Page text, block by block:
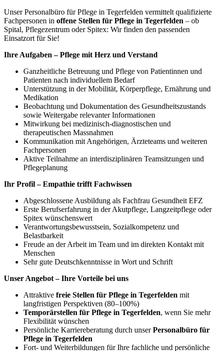
Unser Personalbüro für Pflege in Tegerfelden vermittelt qualifizierte
Fachpersonen in offene Stellen für Pflege in Tegerfelden – ob
Spital, Pflegezentrum oder Spitex: Wir finden den passenden
Einsatzort für Sie!
Ihre Aufgaben – Pflege mit Herz und Verstand
Ganzheitliche Betreuung und Pflege von Patientinnen und
Patienten nach individuellem Bedarf
Unterstützung in der Mobilität, Körperpflege, Ernährung und
Medikation
Beobachtung und Dokumentation des Gesundheitszustands
sowie Weitergabe relevanter Informationen
Mitwirkung bei medizinisch-diagnostischen und
therapeutischen Massnahmen
Kommunikation mit Angehörigen, Ärzteteams und weiteren
Fachpersonen
Aktive Teilnahme an interdisziplinären Teamsitzungen und
Pflegeplanung
Ihr Profil – Empathie trifft Fachwissen
Abgeschlossene Ausbildung als Fachfrau Gesundheit EFZ
Erste Berufserfahrung in der Akutpflege, Langzeitpflege oder
Spitex wünschenswert
Verantwortungsbewusstsein, Sozialkompetenz und
Belastbarkeit
Freude an der Arbeit im Team und im direkten Kontakt mit
Menschen
Sehr gute Deutschkenntnisse in Wort und Schrift
Unser Angebot – Ihre Vorteile bei uns
Attraktive freie Stellen für Pflege in Tegerfelden mit
langfristigen Perspektiven (80–100%)
Temporärstellen für Pflege in Tegerfelden, wenn Sie mehr
Flexibilität wünschen
Persönliche Karriereberatung durch unserPersonalbüro für
Pflege in Tegerfelden
Fort- und Weiterbildungen für Ihre fachliche und persönliche